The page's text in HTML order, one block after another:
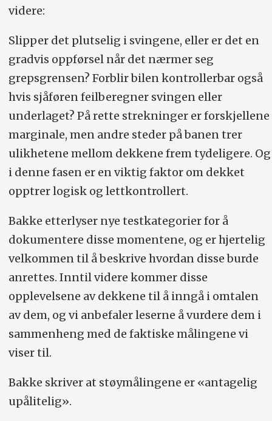
videre:
Slipper det plutselig i svingene, eller er det en
gradvis oppførsel når det nærmer seg
grepsgrensen? Forblir bilen kontrollerbar også
hvis sjåføren feilberegner svingen eller
underlaget? På rette strekninger er forskjellene
marginale, men andre steder på banen trer
ulikhetene mellom dekkene frem tydeligere. Og
i denne fasen er en viktig faktor om dekket
opptrer logisk og lettkontrollert.
Bakke etterlyser nye testkategorier for å
dokumentere disse momentene, og er hjertelig
velkommen til å beskrive hvordan disse burde
anrettes. Inntil videre kommer disse
opplevelsene av dekkene til å inngå i omtalen
av dem, og vi anbefaler leserne å vurdere dem i
sammenheng med de faktiske målingene vi
viser til.
Bakke skriver at støymålingene er «antagelig
upålitelig».